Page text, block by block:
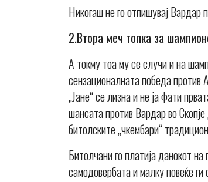
Никогаш не го отпишувај
2.Втора меч топка за
А токму тоа му се случи и на
сензационалната победа против
„Јане“ се лизна и не ја фати
шансата против Вардар во
битолските „чкембари“
Битолчани го платија данокот
самодовербата и малку повеќе